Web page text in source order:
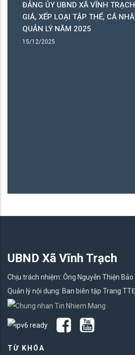
ĐÁNH
CÔNG AN XÃ VĨNH
CAO ĐIỂM TẤN
BẢO ANTT
15/12/2025
UBND Xã Vĩnh Trạch
Chịu trách nhiệm: Ông Nguyễn Thiện Bảo
Quản lý nội dung: Ban biên tập Trang
TỪ KHÓA